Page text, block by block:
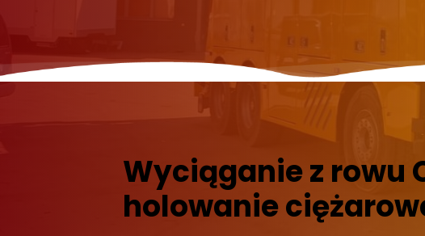
Wyciąganie z rowu
holowanie